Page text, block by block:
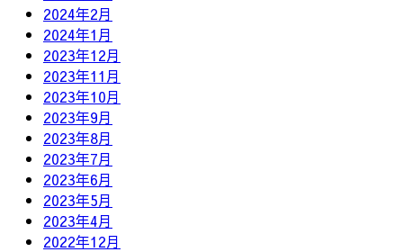
2024年2月
2024年1月
2023年12月
2023年11月
2023年10月
2023年9月
2023年8月
2023年7月
2023年6月
2023年5月
2023年4月
2022年12月